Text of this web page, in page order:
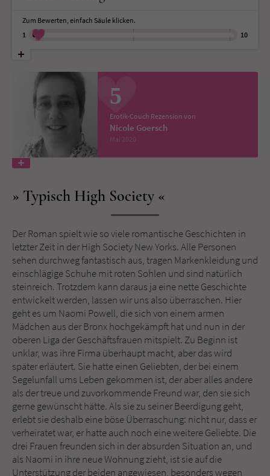
Zum Bewerten, einfach Säule klicken.
1
10
5
Erotik-Couch Rezension von
Nicole Goersch
Mai 2020
Typisch High Society
Der Roman spielt wie so viele romantische Geschichten in
letzter Zeit in der High Society New Yorks. Alle Personen
sehen durchweg fantastisch aus, tragen Markenkleidung und
einschlägige Schuhe mit roten Sohlen und sind natürlich
steinreich. Trotzdem kann daraus ja eine nette Geschichte
entwickelt werden, lassen wir uns also überraschen. Hier
geht es um Naomi Powell, die sich von einem armen
Mädchen aus der Bronx hochgekämpft hat und nun in der
oberen Liga der Geschäftsfrauen mitspielt. Zu Beginn ist
unklar, was ihre Firma überhaupt macht, aber das wird
später erläutert. Sie hatte einen Geliebten, der bei einem
Segelunfall ums Leben gekommen ist, der aber alles andere
als der treue und zuvorkommende Freund war, den sie sich
gerne gewünscht hätte. Als sie zu seiner Beerdigung geht,
erlebt sie deshalb eine böse Überraschung: nicht nur, dass er
verheiratet war, er hatte auch noch eine weitere Geliebte. Die
drei Frauen freunden sich in der absurden Situation an, und
als Naomi in ihre neue Wohnung zieht, ist sie auf die
Unterstützung der beiden angewiesen, besonders wegen
Name tx_pwcomments_ahash
Laufzeit
Zweck Cookie für Kommentare einzelner Buchtitel
Name fe_typo_user
Laufzeit Session
Zweck
Dieses Cookie gewährleistet die
Kommunikation der Webseite mit dem
Benutzer. Es wird benötigt um z. B. den
Sicherheitscode des Kontaktformulars zu
überprüfen.